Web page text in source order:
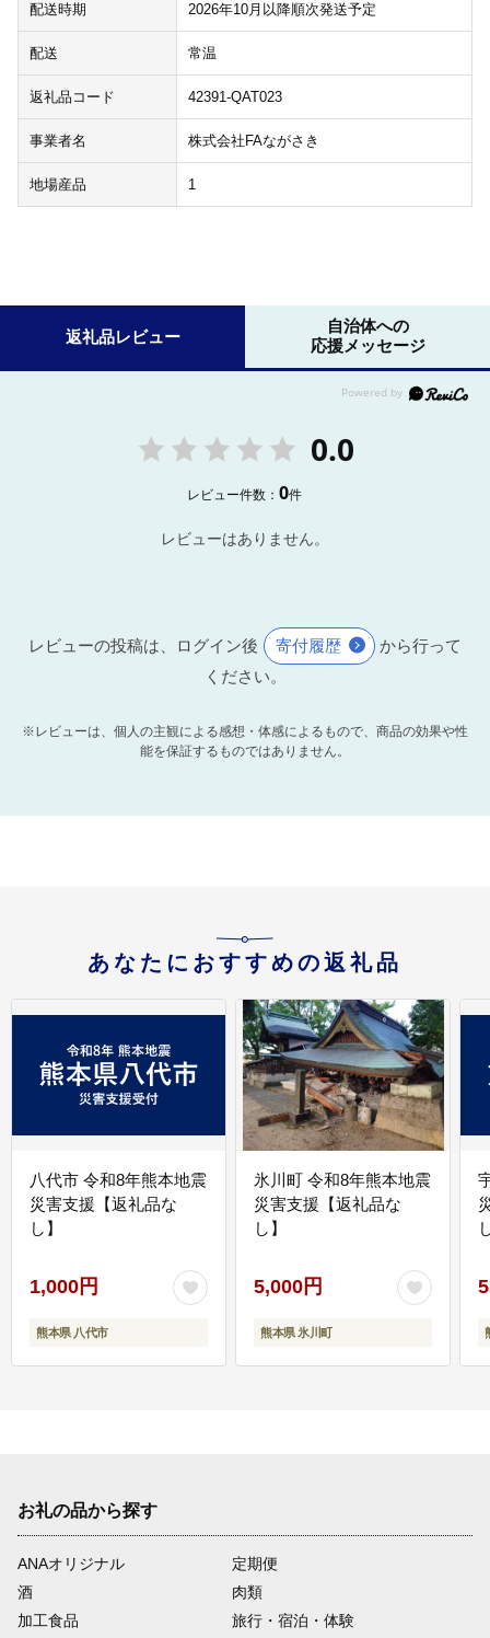
配送時期 2026年10月以降順次発送予定
配送 常温
返礼品コード 42391-QAT023
事業者名 株式会社FAながさき
地場産品 1
返礼品レビュー
自治体への
応援メッセージ
0.0
レビュー件数：0件
レビューはありません。
レビューの投稿は、ログイン後 寄付履歴
から行って
ください。
※レビューは、個人の主観による感想・体感によるもので、商品の効果や性
能を保証するものではありません。
あなたにおすすめの返礼品
八代市 令和8年熊本地震
災害支援【返礼品な
し】
1,000円
熊本県 八代市
氷川町 令和8年熊本地震
災害支援【返礼品な
し】
5,000円
熊本県 氷川町
お礼の品から探す
ANAオリジナル
定期便
酒
肉類
加工食品
旅行・宿泊・体験